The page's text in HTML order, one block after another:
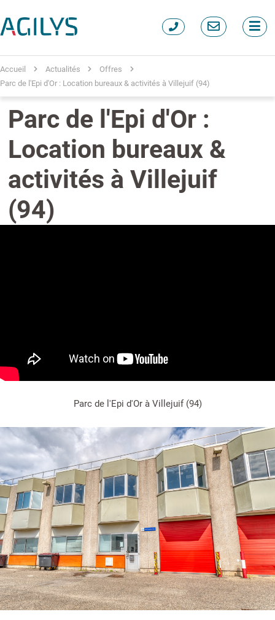
Accueil Actualités
Offres
Parc de l'Epi d'Or : Location bureaux & activités à Villejuif (94)
Parc de l'Epi d'Or :
Location bureaux &
activités à Villejuif
(94)
Parc de l'Epi d'Or à Villejuif (94)